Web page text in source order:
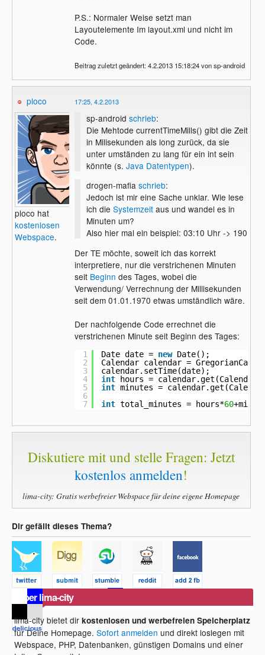
P.S.: Normaler Weise setzt man
Layoutelemente Im layout.xml und nicht im
Code.
Beitrag zuletzt geändert: 4.2.2013 15:18:24 von sp-android
ploco
ploco hat
kostenlosen
Webspace.
17:25, 4.2.2013
sp-android schrieb:
Die Mehtode currentTimeMills() gibt die Zeit
in Milisekunden als long zurück, da sie
unter umständen zu lang für ein int sein
könnte (s. Java Datentypen).
drogen-mafia schrieb:
Jedoch ist mir eine Sache unklar. Wie lese
ich die Systemzeitaus und wandel es in
Minuten um?
Also hier mal ein beispiel: 03:10 Uhr -> 190
Der TE möchte, soweit ich das korrekt
interpretiere, nur die verstrichenen Minuten
seit Beginn des Tages, wobei die
Verwendung/ Verrechnung der Millisekunden
seit dem 01.01.1970 etwas umständlich wäre.
Der nachfolgende Code errechnet die
verstrichenen Minute seit Beginn des Tages:
1
2
3
4
5
6
7
Date date = new Date();
Calendar calendar =
calendar.setTime(date);
int hours =
int minutes =
int total_minutes = hours*60
Diskutiere mit und stelle Fragen: Jetzt
kostenlos anmelden!
lima-city: Gratis werbefreier Webspace für deine eigene Homepage
Dir gefällt dieses Thema?
Über lima-city
lima-city bietet dirkostenlosen und werbefreien Speicherplatz
für Deine Homepage.Sofort anmelden und direkt loslegen mit
Webspace, PHP, Datenbanken, günstigen Domains und einer